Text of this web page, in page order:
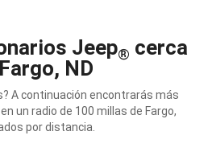
Jeep® cerca
ND
A continuación encontrarás más
en un radio de 100 millas de Fargo,
por distancia.